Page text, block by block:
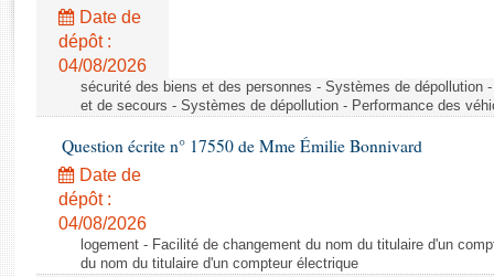
Rapports législatifs
Rapports sur l'application des lois
Baromètre de l’application des lois
Dossiers législatifs
Budget et sécurité sociale
Questions écrites et orales
Comptes rendus des débats
Date de
dépôt :
04/08/2026
sécurité des biens et des personnes - Systèmes de dépollution
et de secours - Systèmes de dépollution - Performance des
Question écrite n° 17550 de Mme Émilie Bonnivard
Date de
dépôt :
04/08/2026
logement - Facilité de changement du nom du titulaire d'un
du nom du titulaire d'un compteur électrique